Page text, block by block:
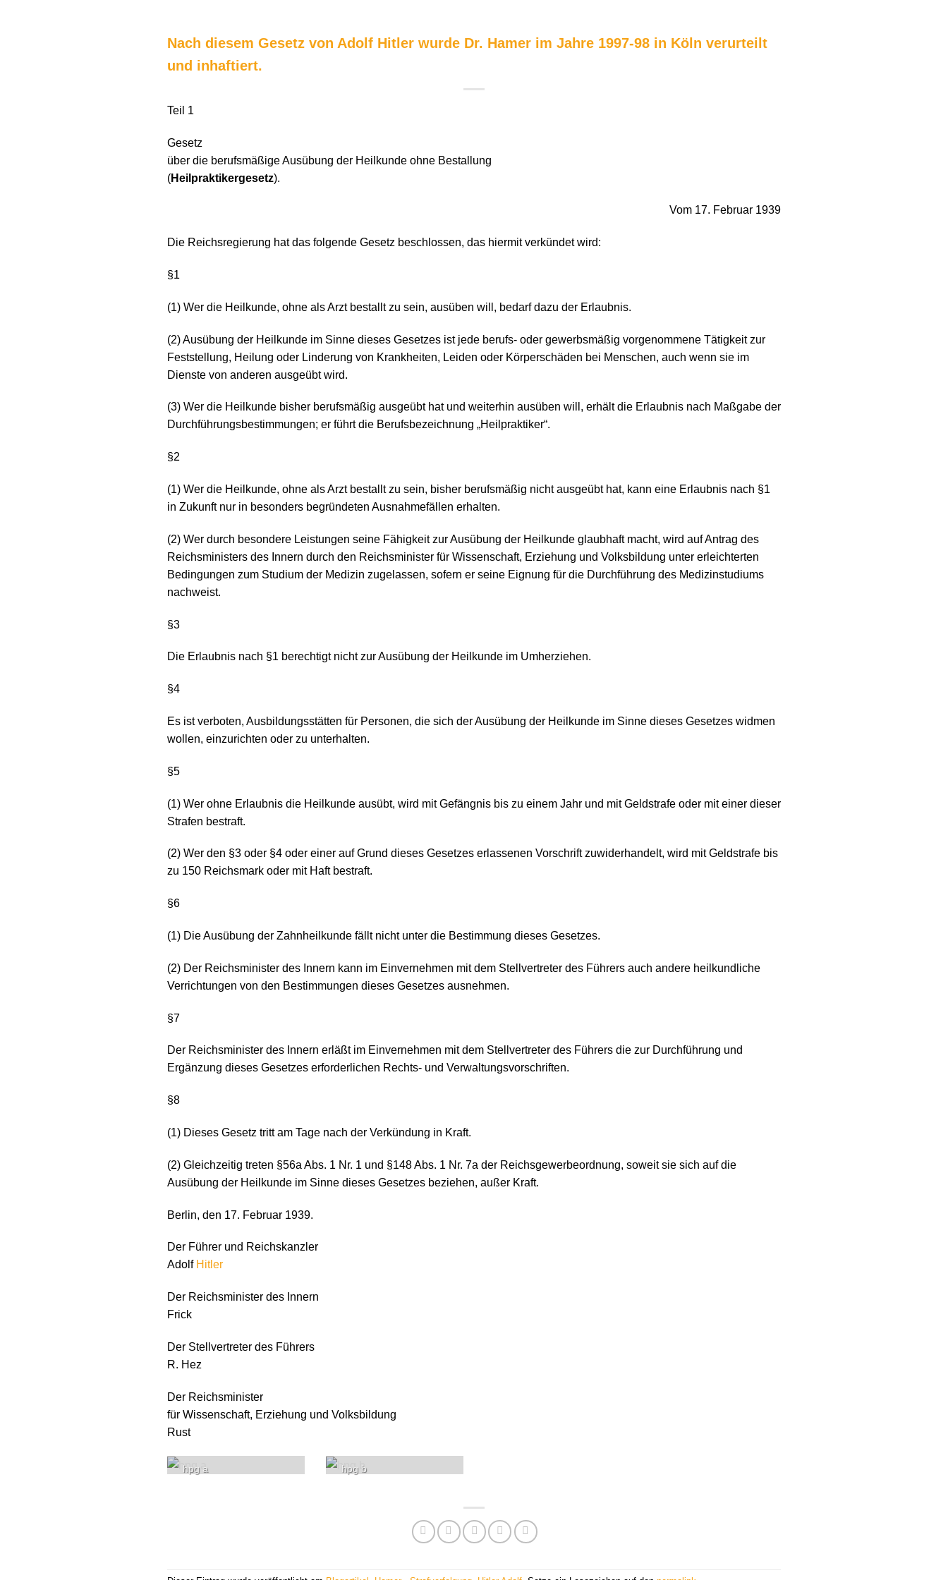
Nach diesem Gesetz von Adolf Hitler wurde Dr. Hamer im Jahre 1997-98 in Köln verurteilt
und inhaftiert.
Teil 1
Gesetz
über die berufsmäßige Ausübung der Heilkunde ohne Bestallung
(Heilpraktikergesetz).
Vom 17. Februar 1939
Die Reichsregierung hat das folgende Gesetz beschlossen, das hiermit verkündet wird:
§1
(1) Wer die Heilkunde, ohne als Arzt bestallt zu sein, ausüben will, bedarf dazu der Erlaubnis.
(2) Ausübung der Heilkunde im Sinne dieses Gesetzes ist jede berufs- oder gewerbsmäßig vorgenommene Tätigkeit zur
Feststellung, Heilung oder Linderung von Krankheiten, Leiden oder Körperschäden bei Menschen, auch wenn sie im
Dienste von anderen ausgeübt wird.
(3) Wer die Heilkunde bisher berufsmäßig ausgeübt hat und weiterhin ausüben will, erhält die Erlaubnis nach Maßgabe der
Durchführungsbestimmungen; er führt die Berufsbezeichnung „Heilpraktiker“.
§2
(1) Wer die Heilkunde, ohne als Arzt bestallt zu sein, bisher berufsmäßig nicht ausgeübt hat, kann eine Erlaubnis nach §1
in Zukunft nur in besonders begründeten Ausnahmefällen erhalten.
(2) Wer durch besondere Leistungen seine Fähigkeit zur Ausübung der Heilkunde glaubhaft macht, wird auf Antrag des
Reichsministers des Innern durch den Reichsminister für Wissenschaft, Erziehung und Volksbildung unter erleichterten
Bedingungen zum Studium der Medizin zugelassen, sofern er seine Eignung für die Durchführung des Medizinstudiums
nachweist.
§3
Die Erlaubnis nach §1 berechtigt nicht zur Ausübung der Heilkunde im Umherziehen.
§4
Es ist verboten, Ausbildungsstätten für Personen, die sich der Ausübung der Heilkunde im Sinne dieses Gesetzes widmen
wollen, einzurichten oder zu unterhalten.
§5
(1) Wer ohne Erlaubnis die Heilkunde ausübt, wird mit Gefängnis bis zu einem Jahr und mit Geldstrafe oder mit einer dieser
Strafen bestraft.
(2) Wer den §3 oder §4 oder einer auf Grund dieses Gesetzes erlassenen Vorschrift zuwiderhandelt, wird mit Geldstrafe bis
zu 150 Reichsmark oder mit Haft bestraft.
§6
(1) Die Ausübung der Zahnheilkunde fällt nicht unter die Bestimmung dieses Gesetzes.
(2) Der Reichsminister des Innern kann im Einvernehmen mit dem Stellvertreter des Führers auch andere heilkundliche
Verrichtungen von den Bestimmungen dieses Gesetzes ausnehmen.
§7
Der Reichsminister des Innern erläßt im Einvernehmen mit dem Stellvertreter des Führers die zur Durchführung und
Ergänzung dieses Gesetzes erforderlichen Rechts- und Verwaltungsvorschriften.
§8
(1) Dieses Gesetz tritt am Tage nach der Verkündung in Kraft.
(2) Gleichzeitig treten §56a Abs. 1 Nr. 1 und §148 Abs. 1 Nr. 7a der Reichsgewerbeordnung, soweit sie sich auf die
Ausübung der Heilkunde im Sinne dieses Gesetzes beziehen, außer Kraft.
Berlin, den 17. Februar 1939.
Der Führer und Reichskanzler
Adolf Hitler
Der Reichsminister des Innern
Frick
Der Stellvertreter des Führers
R. Hez
Der Reichsminister
für Wissenschaft, Erziehung und Volksbildung
Rust
hpg a hpg b